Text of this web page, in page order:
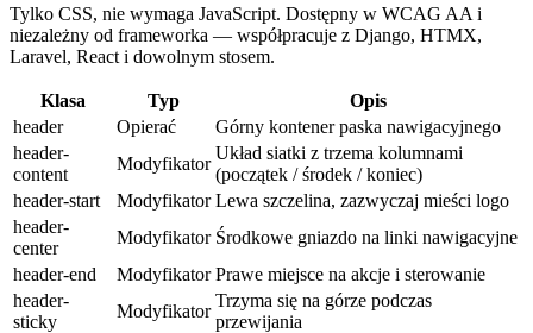
Tylko CSS, nie wymaga JavaScript. Dostępny w WCAG AA i
niezależny od frameworka — współpracuje z Django, HTMX,
Laravel, React i dowolnym stosem.
Klasa Typ
Opis
header
Opierać
Górny kontener paska nawigacyjnego
header-
content
Modyfikator
Układ siatki z trzema kolumnami
(początek / środek / koniec)
header-start
Modyfikator Lewa szczelina, zazwyczaj mieści logo
header-
center
Modyfikator Środkowe gniazdo na linki nawigacyjne
header-end
Modyfikator Prawe miejsce na akcje i sterowanie
header-
sticky
Modyfikator
Trzyma się na górze podczas
przewijania